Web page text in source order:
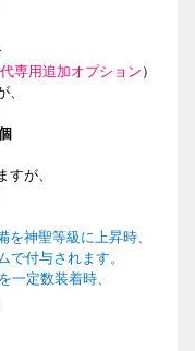
専用追加オプション）
が、
を神聖等級に上昇時、
で付与されます。
一定数装着時、